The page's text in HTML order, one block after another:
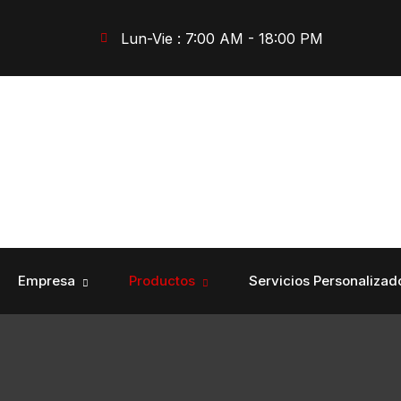
Lun-Vie : 7:00 AM - 18:00 PM
Empresa Productos Servicios